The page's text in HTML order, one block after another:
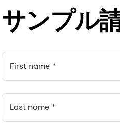
サンプル
First name
Last name